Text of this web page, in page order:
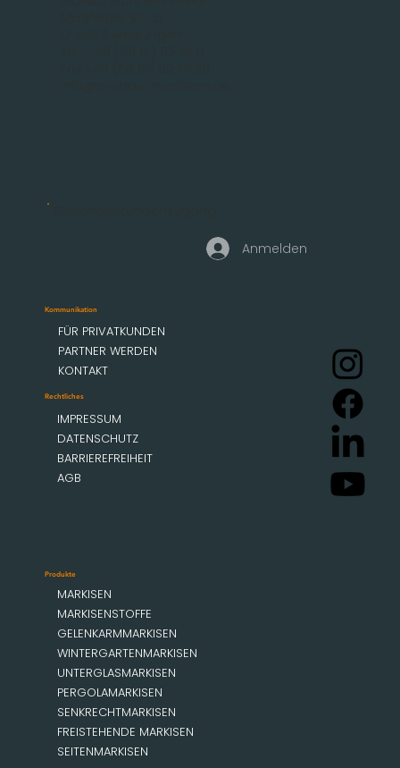
Produkte
MARKISEN
MARKISENSTOFFE
GELENKARMMARKISEN
WINTERGARTENMARKISEN
UNTERGLASMARKISEN
PERGOLAMARKISEN
SENKRECHTMARKISEN
FREISTEHENDE MARKISEN
SEITENMARKISEN
Kommunikation
FÜR PRIVATKUNDEN
PARTNER WERDEN
KONTAKT
Rechtliches
IMPRESSUM
DATENSCHUTZ
BARRIEREFREIHEIT
AGB
Anmelden